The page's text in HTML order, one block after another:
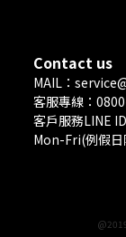
Contact us
MAIL：
客服專線：
客戶服務LINE
Mon-Fri(例假